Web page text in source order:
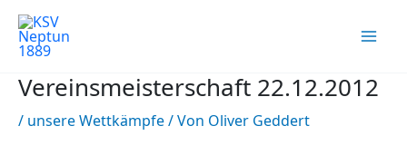
Zum
Inhalt
springen
Vereinsmeisterschaft 22.12.2012
/ unsere Wettkämpfe/ Von Oliver Geddert